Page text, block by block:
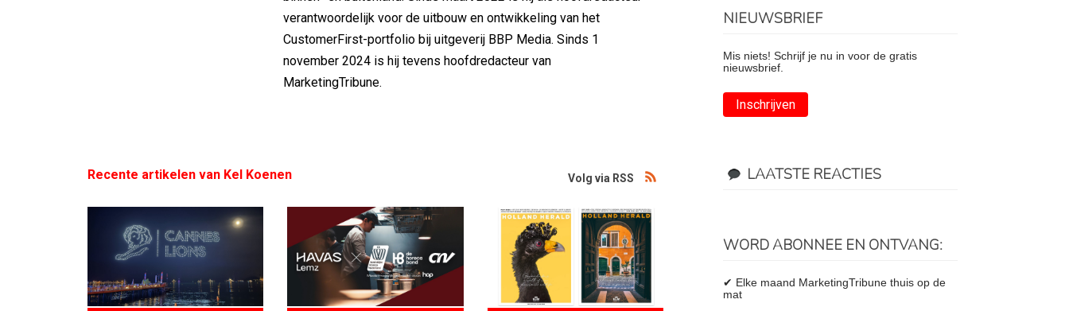
verantwoordelijk voor de uitbouw en ontwikkeling van het
CustomerFirst-portfolio bij uitgeverij BBP Media. Sinds 1
november 2024 is hij tevens hoofdredacteur van
MarketingTribune.
Recente artikelen van Kel Koenen Volg via RSS
NIEUWSBRIEF
Mis niets! Schrijf je nu in voor de gratis
nieuwsbrief.
Inschrijven
LAATSTE REACTIES
WORD ABONNEE EN ONTVANG:
✔ Elke maand MarketingTribune thuis op de
mat